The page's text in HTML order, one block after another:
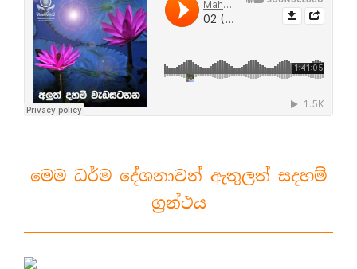
මෙම ධර්ම දේශනාවන් ඇතුලත් සදහම්
ග්‍රන්ථය